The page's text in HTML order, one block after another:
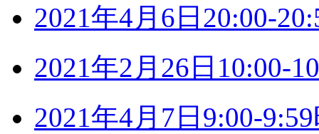
2021年4月6日20:00-
2021年2月26日10:00-
2021年4月7日9:00-